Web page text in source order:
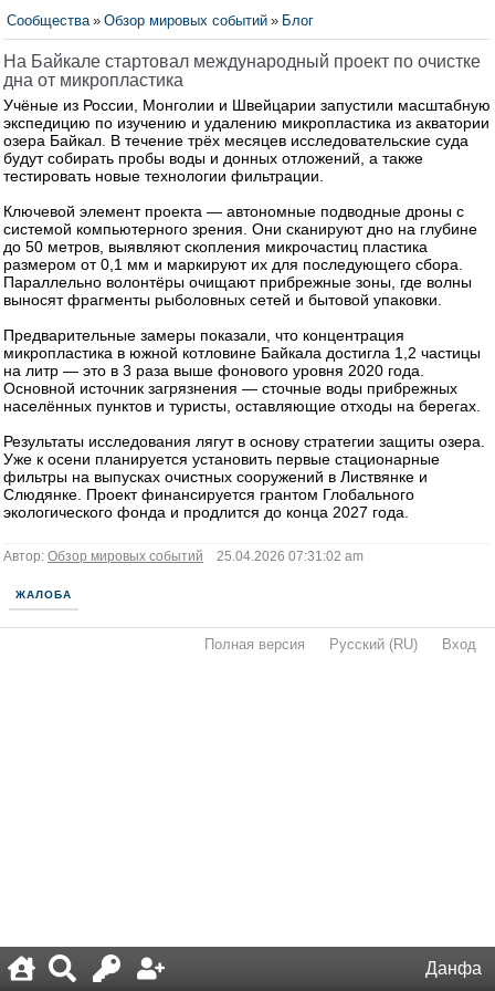
Данфа
Сообщества » Обзор мировых событий » Блог
На Байкале стартовал международный проект по очистке
дна от микропластика
Учёные из России, Монголии и Швейцарии запустили масштабную
экспедицию по изучению и удалению микропластика из акватории
озера Байкал. В течение трёх месяцев исследовательские суда
будут собирать пробы воды и донных отложений, а также
тестировать новые технологии фильтрации.
Ключевой элемент проекта — автономные подводные дроны с
системой компьютерного зрения. Они сканируют дно на глубине
до 50 метров, выявляют скопления микрочастиц пластика
размером от 0,1 мм и маркируют их для последующего сбора.
Параллельно волонтёры очищают прибрежные зоны, где волны
выносят фрагменты рыболовных сетей и бытовой упаковки.
Предварительные замеры показали, что концентрация
микропластика в южной котловине Байкала достигла 1,2 частицы
на литр — это в 3 раза выше фонового уровня 2020 года.
Основной источник загрязнения — сточные воды прибрежных
населённых пунктов и туристы, оставляющие отходы на берегах.
Результаты исследования лягут в основу стратегии защиты озера.
Уже к осени планируется установить первые стационарные
фильтры на выпусках очистных сооружений в Листвянке и
Слюдянке. Проект финансируется грантом Глобального
экологического фонда и продлится до конца 2027 года.
Автор: Обзор мировых событий 25.04.2026 07:31:02 am
ЖАЛОБА
Полная версия Русский (RU) Вход